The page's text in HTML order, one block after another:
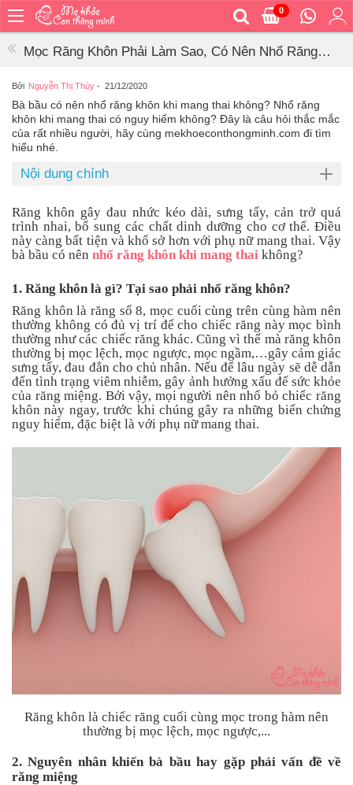
0
chủ
ăn
Bé
vệ
sinh
Bé
mặc
Bé
đi
ra
ngoài
ngủ
Bé
khỏe
&
an
toàn
Bé
tắm
Bé
Dành
cho
bố
Đồ
Tin
FAQ
Mọc Răng Khôn Phải Làm Sao, Có Nên Nhổ Răng
Bởi Nguyễn Thị Thùy - 21/12/2020
Bà bầu có nên nhổ răng khôn khi mang thai không? Nhổ răng
khôn khi mang thai có nguy hiểm không? Đây là câu hỏi thắc mắc
của rất nhiều người, hãy cùng mekhoeconthongminh.com đi tìm
hiểu nhé.
Nội dung chính
Răng khôn gây đau nhức kéo dài, sưng tấy, cản trở quá
trình nhai, bổ sung các chất dinh dưỡng cho cơ thể. Điều
này càng bất tiện và khổ sở hơn với phụ nữ mang thai. Vậy
bà bầu có nên nhổ răng khôn khi mang thai không?
1. Răng khôn là gì? Tại sao phải nhổ răng khôn?
Răng khôn là răng số 8, mọc cuối cùng trên cùng hàm nên
thường không có đủ vị trí để cho chiếc răng này mọc bình
thường như các chiếc răng khác. Cũng vì thế mà răng khôn
thường bị mọc lệch, mọc ngược, mọc ngầm,…gây cảm giác
sưng tấy, đau đắn cho chủ nhân. Nếu để lâu ngày sẽ dễ dẫn
đến tình trạng viêm nhiễm, gây ảnh hưởng xấu đế sức khỏe
của răng miệng. Bởi vậy, mọi người nên nhổ bỏ chiếc răng
khôn này ngay, trước khi chúng gây ra những biến chứng
nguy hiểm, đặc biệt là với phụ nữ mang thai.
Răng khôn là chiếc răng cuối cùng mọc trong hàm nên
thường bị mọc lệch, mọc ngược,...
2. Nguyên nhân khiến bà bầu hay gặp phải vấn đề về
răng miệng